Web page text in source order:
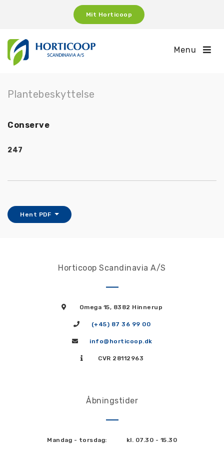
Mit Horticoop
Menu
Plantebeskyttelse
Conserve
247
Hent PDF
Horticoop Scandinavia A/S
Omega 15, 8382 Hinnerup
(+45) 87 36 99 00
info@horticoop.dk
CVR 28112963
Åbningstider
Mandag - torsdag: kl. 07.30 - 15.30